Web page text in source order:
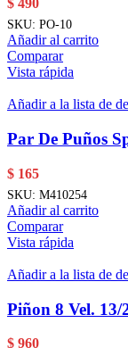
$ 490
SKU: PO-10
Añadir al carrito
Comparar
Vista rápida
Añadir a la lista de
Par De Puños
$ 165
SKU: M410254
Añadir al carrito
Comparar
Vista rápida
Añadir a la lista de
Piñon 8 Vel.
$ 960